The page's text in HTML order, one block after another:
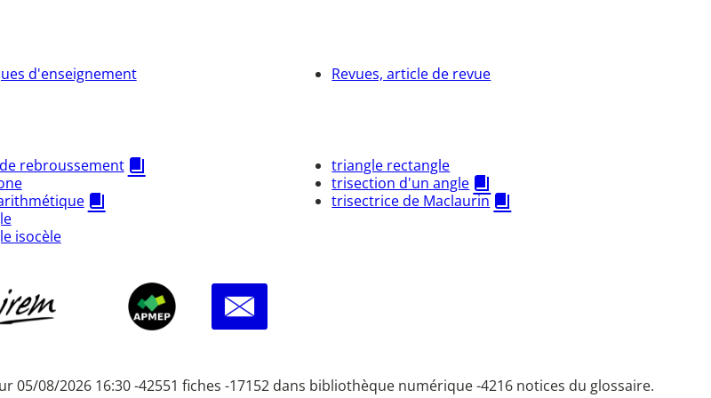
d'enseignement Revues, article de revue
rebroussement
isocèle
triangle rectangle
trisection d'un angle
trisectrice de Maclaurin
05/08/2026 16:30 -42551 fiches -17152 dans bibliothèque numérique -4216 notices du glossaire.